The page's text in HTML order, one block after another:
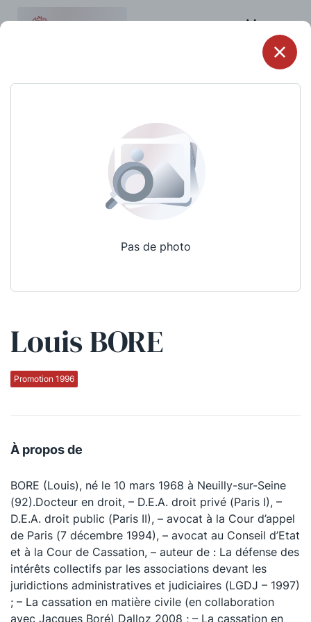
Menu
Pas de photo
Louis BORE
Promotion 1996
À propos de
BORE (Louis), né le 10 mars 1968 à Neuilly-sur-Seine
(92).Docteur en droit, – D.E.A. droit privé (Paris I), –
D.E.A. droit public (Paris II), – avocat à la Cour d’appel
de Paris (7 décembre 1994), – avocat au Conseil d’Etat
et à la Cour de Cassation, – auteur de : La défense des
intérêts collectifs par les associations devant les
juridictions administratives et judiciaires (LGDJ – 1997)
; – La cassation en matière civile (en collaboration
avec Jacques Boré) Dalloz 2008 ; – La cassation en
Qui sommes-nous ?
La Conférence
La Conférence
Le Concours de la Conférence
La Conférence Berryer
La Petite Conférence